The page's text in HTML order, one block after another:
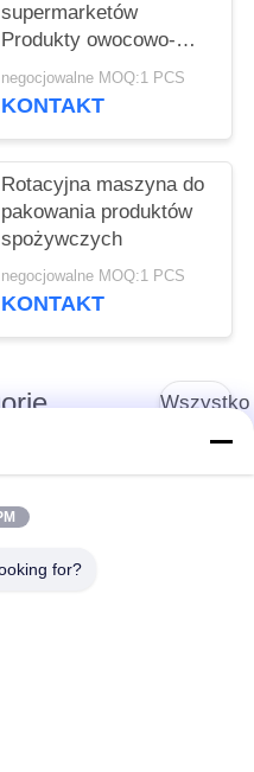
supermarketów
Produkty owocowo-
warzywne maszyna do
opakowania folii do
etykietowania
negocjowalne MOQ:1 PCS
KONTAKT
Rotacyjna maszyna do
pakowania produktów
spożywczych
negocjowalne MOQ:1 PCS
KONTAKT
Wszystko
Sprzęt do
przetwarzania
for?